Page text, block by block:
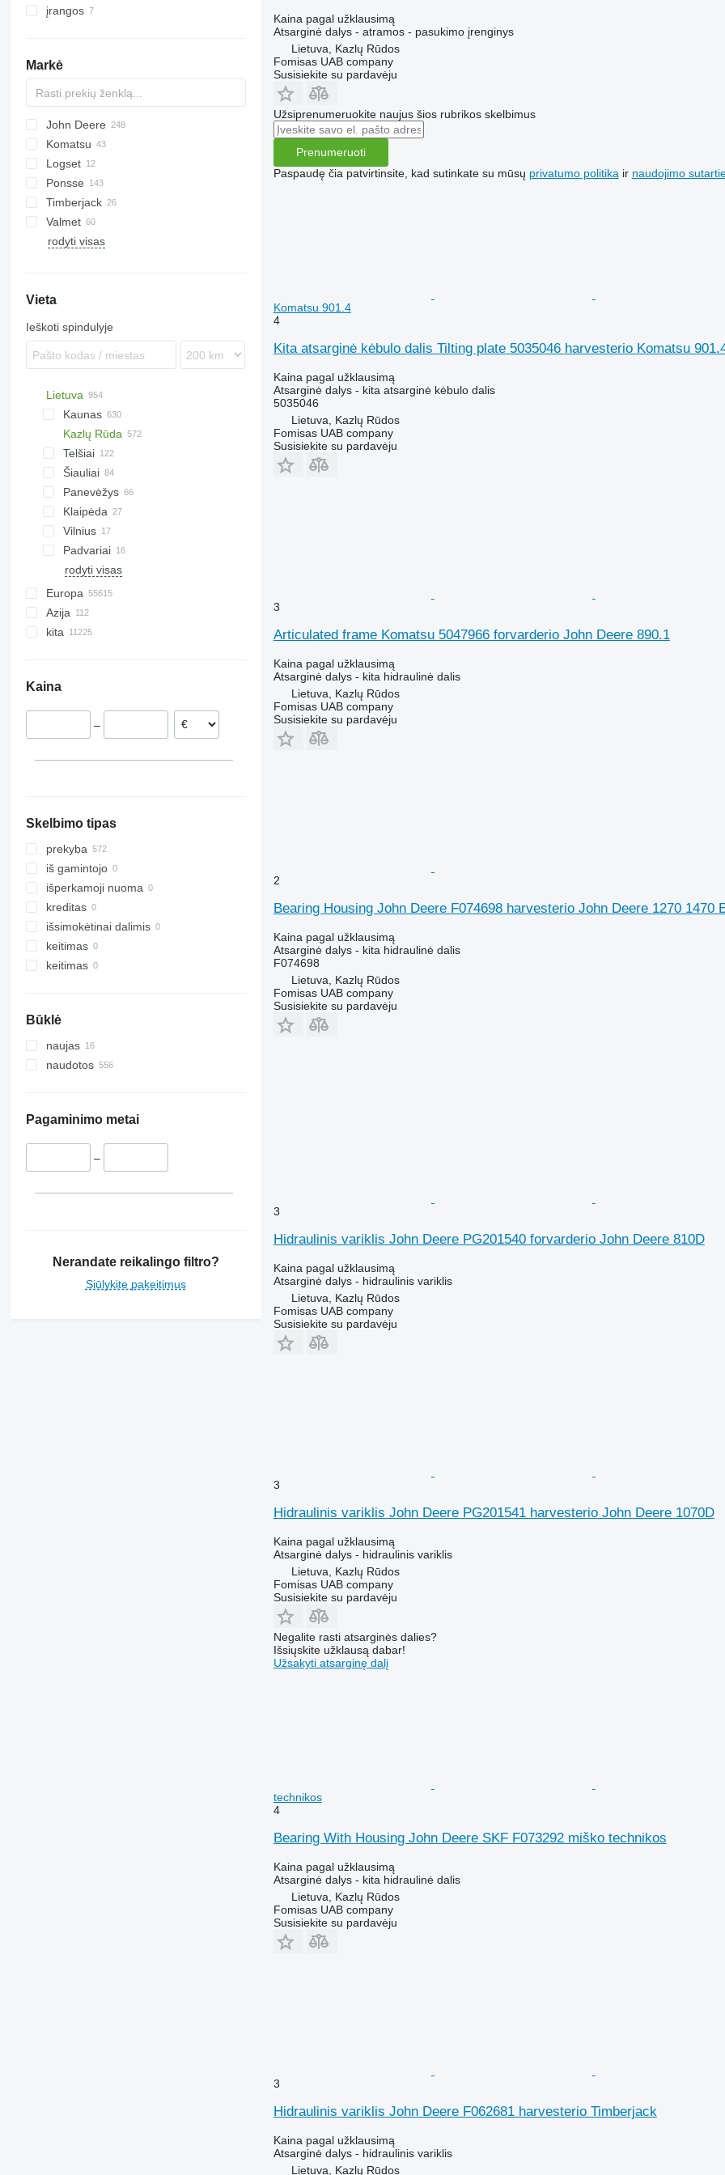
įrangos
Markė
John Deere
810
1070 E
1110
1170 E
1210
1270
F-series
T-series
Komatsu
D series
Logset
Ponsse
Bear
Buffalo
Elephant
Wisent
Timberjack
810
870
Valmet
840
rodyti visas
Vieta
Ieškoti spindulyje
Lietuva
Kaunas
Kazlų Rūda
Telšiai
Šiauliai
Panevėžys
Klaipėda
Vilnius
Padvariai
rodyti visas
Europa
Airija
Danija
Prancūzija
Rumunija
Azija
Uzbekija
kita
Čilė
Kaina
–
Skelbimo tipas
prekyba
iš gamintojo
išperkamoji nuoma
kreditas
išsimokėtinai dalimis
keitimas
keitimas
Būklė
naujas
naudotos
Pagaminimo metai
–
Nerandate reikalingo filtro?
Siūlykite pakeitimus
Kaina pagal užklausimą
Atsarginė dalys - atramos - pasukimo įrenginys
Lietuva, Kazlų Rūdos
Fomisas UAB company
Susisiekite su pardavėju
Užsiprenumeruokite naujus šios rubrikos skelbimus
Prenumeruoti
Paspaudę čia patvirtinsite, kad sutinkate su mūsų privatumo politika ir naudojimo
Komatsu 901.4
4
Kita atsarginė kėbulo dalis Tilting plate 5035046 harvesterio Komatsu
Kaina pagal užklausimą
Atsarginė dalys - kita atsarginė kėbulo dalis
5035046
Lietuva, Kazlų Rūdos
Fomisas UAB company
Susisiekite su pardavėju
3
Articulated frame Komatsu 5047966 forvarderio John Deere 890.1
Kaina pagal užklausimą
Atsarginė dalys - kita hidraulinė dalis
Lietuva, Kazlų Rūdos
Fomisas UAB company
Susisiekite su pardavėju
2
Bearing Housing John Deere F074698 harvesterio John Deere 1270 1470
Kaina pagal užklausimą
Atsarginė dalys - kita hidraulinė dalis
F074698
Lietuva, Kazlų Rūdos
Fomisas UAB company
Susisiekite su pardavėju
3
Hidraulinis variklis John Deere PG201540 forvarderio John Deere 810D
Kaina pagal užklausimą
Atsarginė dalys - hidraulinis variklis
Lietuva, Kazlų Rūdos
Fomisas UAB company
Susisiekite su pardavėju
3
Hidraulinis variklis John Deere PG201541 harvesterio John Deere 1070D
Kaina pagal užklausimą
Atsarginė dalys - hidraulinis variklis
Lietuva, Kazlų Rūdos
Fomisas UAB company
Susisiekite su pardavėju
Negalite rasti atsarginės dalies?
Išsiųskite užklausą dabar!
Užsakyti atsarginę dalį
technikos
4
Bearing With Housing John Deere SKF F073292 miško technikos
Kaina pagal užklausimą
Atsarginė dalys - kita hidraulinė dalis
Lietuva, Kazlų Rūdos
Fomisas UAB company
Susisiekite su pardavėju
3
Hidraulinis variklis John Deere F062681 harvesterio Timberjack
Kaina pagal užklausimą
Atsarginė dalys - hidraulinis variklis
Lietuva, Kazlų Rūdos